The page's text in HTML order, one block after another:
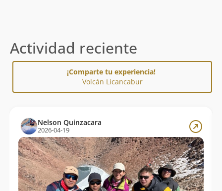
Actividad reciente
¡Comparte tu experiencia!
Volcán Licancabur
Nelson Quinzacara
2026-04-19